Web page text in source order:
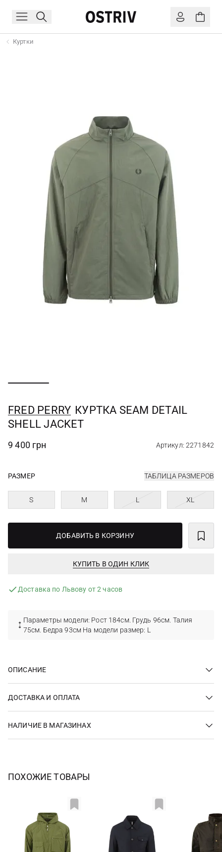
Куртки
FRED PERRY КУРТКА SEAM DETAIL
SHELL JACKET
9 400 грн Артикул: 2271842
РАЗМЕР ТАБЛИЦА РАЗМЕРОВ
S M L XL
ДОБАВИТЬ В КОРЗИНУ
КУПИТЬ В ОДИН КЛИК
Доставка по Львову от 2 часов
Параметры модели: Рост 184см. Грудь 96см. Талия
75см. Бедра 93см На модели размер: L
ОПИСАНИЕ
ДОСТАВКА И ОПЛАТА
НАЛИЧИЕ В МАГАЗИНАХ
ПОХОЖИЕ ТОВАРЫ